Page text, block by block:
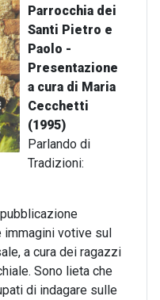
Parrocchia dei
Santi Pietro e
Paolo -
Presentazione
a cura di Maria
Cecchetti
(1995)
Parlando di
Tradizioni:
votive sul
a cura dei ragazzi
Sono lieta che
di indagare sulle